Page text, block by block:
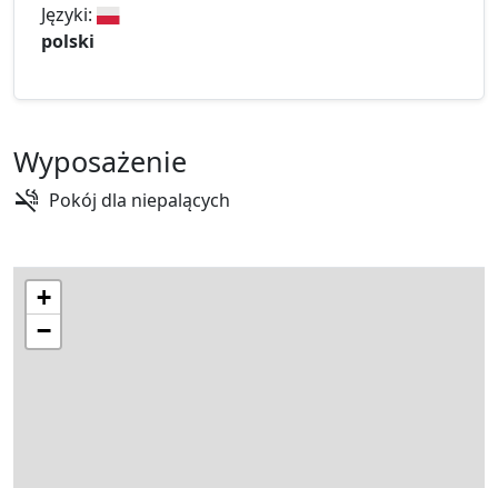
Języki:
polski
Wyposażenie
Pokój dla niepalących
+
−